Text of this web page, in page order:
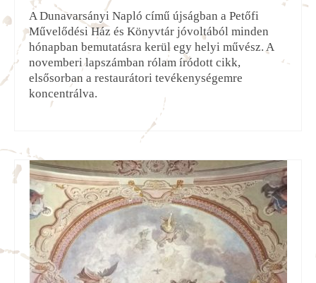
A Dunavarsányi Napló című újságban a Petőfi
Művelődési Ház és Könyvtár jóvoltából minden
hónapban bemutatásra kerül egy helyi művész. A
novemberi lapszámban rólam íródott cikk,
elsősorban a restaurátori tevékenységemre
koncentrálva.